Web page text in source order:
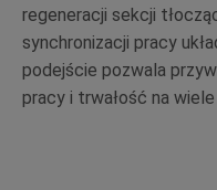
regeneracji sekcji
synchronizacji pracy
podejście pozwala
pracy i trwałość na